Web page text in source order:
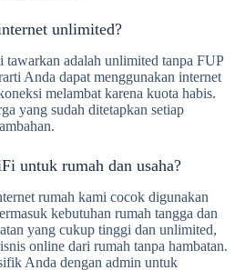
unlimited?
tawarkan adalah unlimited tanpa FUP
Anda dapat menggunakan internet
melambat karena kuota habis.
yang sudah ditetapkan setiap
untuk rumah dan usaha?
rumah kami cocok digunakan
kebutuhan rumah tangga dan
yang cukup tinggi dan unlimited,
online dari rumah tanpa hambatan.
Anda dengan admin untuk